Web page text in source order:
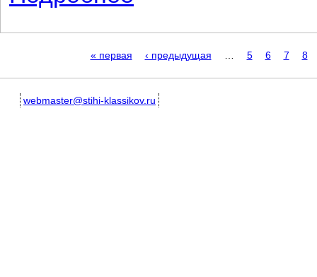
« первая ‹ предыдущая 5 6 7 8
webmaster@stihi-klassikov.ru